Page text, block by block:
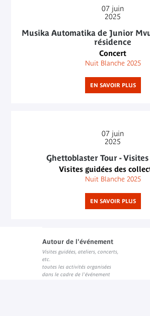
07 juin
2025
Musika Automatika de Junior
résidence
Concert
Nuit Blanche 2025
EN SAVOIR PLUS
07 juin
2025
Ghettoblaster Tour - Visites
Visites guidées des
Nuit Blanche 2025
EN SAVOIR PLUS
Autour de l'événement
Visites guidées, ateliers, concerts,
etc.
toutes les activités organisées
dans le cadre de l'événement